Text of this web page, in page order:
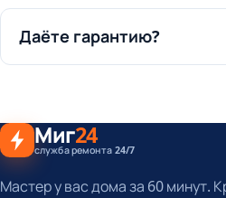
Даёте гарантию?
Миг24
служба ремонта 24/7
Мастер у вас дома за 60 минут.